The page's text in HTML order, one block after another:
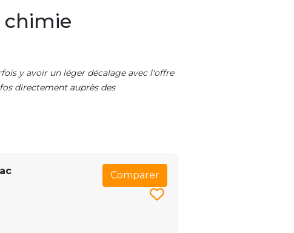
chimie
y avoir un léger décalage avec l'offre
directement auprès des
Comparer